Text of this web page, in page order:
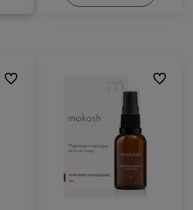
Do ulubionych Do